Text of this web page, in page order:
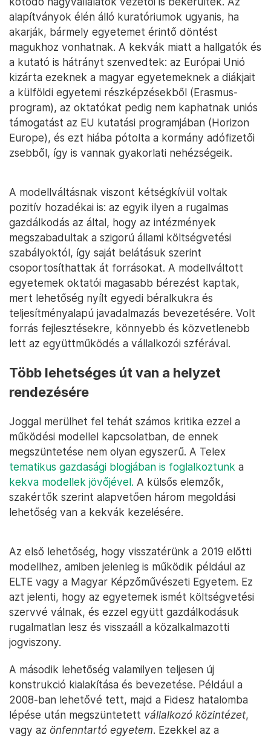
alapítványok élén álló kuratóriumok ugyanis, ha
akarják, bármely egyetemet érintő döntést
magukhoz vonhatnak. A kekvák miatt a hallgatók és
a kutató is hátrányt szenvedtek: az Európai Unió
kizárta ezeknek a magyar egyetemeknek a diákjait
a külföldi egyetemi részképzésekből (Erasmus-
program), az oktatókat pedig nem kaphatnak uniós
támogatást az EU kutatási programjában (Horizon
Europe), és ezt hiába pótolta a kormány adófizetői
zsebből, így is vannak gyakorlati nehézségeik.
A modellváltásnak viszont kétségkívül voltak
pozitív hozadékai is: az egyik ilyen a rugalmas
gazdálkodás az által, hogy az intézmények
megszabadultak a szigorú állami költségvetési
szabályoktól, így saját belátásuk szerint
csoportosíthattak át forrásokat. A modellváltott
egyetemek oktatói magasabb bérezést kaptak,
mert lehetőség nyílt egyedi béralkukra és
teljesítményalapú javadalmazás bevezetésére. Volt
forrás fejlesztésekre, könnyebb és közvetlenebb
lett az együttműködés a vállalkozói szférával.
Több lehetséges út van a helyzet
rendezésére
Joggal merülhet fel tehát számos kritika ezzel a
működési modellel kapcsolatban, de ennek
megszüntetése nem olyan egyszerű. A Telex
tematikus gazdasági blogjában is foglalkoztunk a
kekva modellek jövőjével. A külsős elemzők,
szakértők szerint alapvetően három megoldási
lehetőség van a kekvák kezelésére.
Az első lehetőség, hogy visszatérünk a 2019 előtti
modellhez, amiben jelenleg is működik például az
ELTE vagy a Magyar Képzőművészeti Egyetem. Ez
azt jelenti, hogy az egyetemek ismét költségvetési
szervvé válnak, és ezzel együtt gazdálkodásuk
rugalmatlan lesz és visszaáll a közalkalmazotti
jogviszony.
A második lehetőség valamilyen teljesen új
konstrukció kialakítása és bevezetése. Például a
2008-ban lehetővé tett, majd a Fidesz hatalomba
lépése után megszüntetett vállalkozó közintézet,
vagy az önfenntartó egyetem. Ezekkel az a